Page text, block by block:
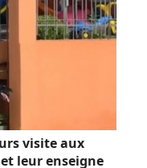
visite aux
leur enseigne